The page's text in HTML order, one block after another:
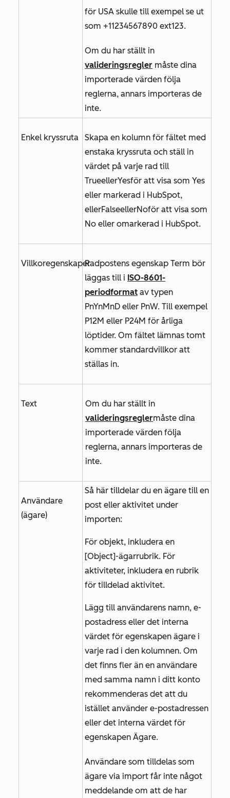
för USA skulle till exempel se ut
som +11234567890 ext123.
Om du har ställt in
valideringsregler måste dina
importerade värden följa
reglerna, annars importeras de
inte.
Enkel kryssruta
Skapa en kolumn för fältet med
enstaka kryssruta och ställ in
värdet på varje rad till
TrueellerYesför att visa som Yes
eller markerad i HubSpot,
ellerFalseellerNoför att visa som
No eller omarkerad i HubSpot.
VillkoregenskaperRadpostens egenskap Term bör
läggas till i ISO-8601-
periodformat av typen
PnYnMnD eller PnW. Till exempel
P12M eller P24M för årliga
löptider. Om fältet lämnas tomt
kommer standardvillkor att
ställas in.
Text
Om du har ställt in
valideringsreglermåste dina
importerade värden följa
reglerna, annars importeras de
inte.
Användare
(ägare)
Så här tilldelar du en ägare till en
post eller aktivitet under
importen:
För objekt, inkludera en
[Object]-ägarrubrik. För
aktiviteter, inkludera en rubrik
för tilldelad aktivitet.
Lägg till användarens namn, e-
postadress eller det interna
värdet för egenskapen ägare i
varje rad i den kolumnen. Om
det finns fler än en användare
med samma namn i ditt konto
rekommenderas det att du
istället använder e-postadressen
eller det interna värdet för
egenskapen Ägare.
Användare som tilldelas som
ägare via import får inte något
meddelande om att de har